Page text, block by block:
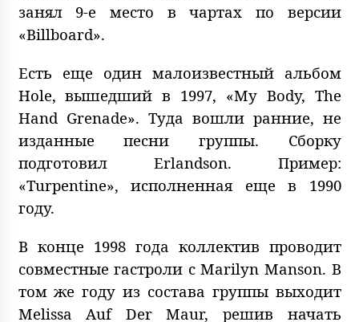
занял 9-е место в чартах по версии
«Billboard».
Есть еще один малоизвестный альбом
Hole, вышедший в 1997, «My Body, The
Hand Grenade». Туда вошли ранние, не
изданные песни группы. Сборку
подготовил Erlandson. Пример:
«Turpentine», исполненная еще в 1990
году.
В конце 1998 года коллектив проводит
совместные гастроли с Marilyn Manson. В
том же году из состава группы выходит
Melissa Auf Der Maur, решив начать